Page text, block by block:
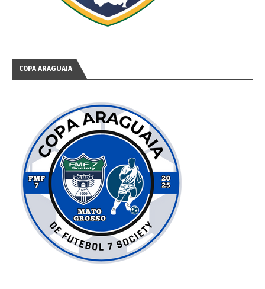
COPA ARAGUAIA